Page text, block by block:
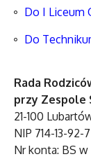
Do I Liceum
Do
Rada
przy Zespole
21-100
NIP 714-13-92-
Nr konta: BS